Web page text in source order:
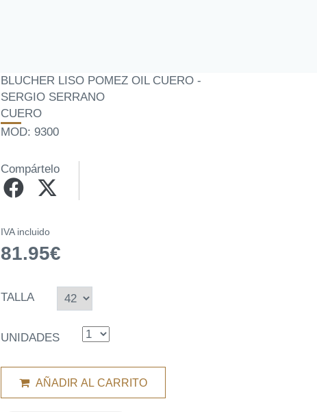
BLUCHER LISO POMEZ OIL CUERO -
SERGIO SERRANO
CUERO
MOD: 9300
Compártelo
IVA incluido
81.95€
TALLA
UNIDADES
AÑADIR AL CARRITO